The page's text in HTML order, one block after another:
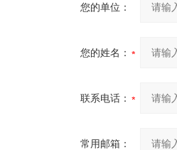
您的单位：
您的姓名：
联系电话：
常用邮箱：